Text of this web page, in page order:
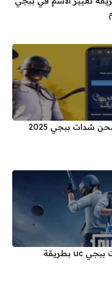
بكل أمان.. طرق مضمونة لشحن شدات ببجي 2025
شداتك في أمان..شحن شدات ببجي uc بطريقة